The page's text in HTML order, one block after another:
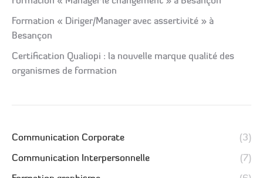
Formation « Diriger/Manager avec assertivité » à
Besançon
Certification Qualiopi : la nouvelle marque qualité des
organismes de formation
Communication Corporate (3)
Communication Interpersonnelle (7)